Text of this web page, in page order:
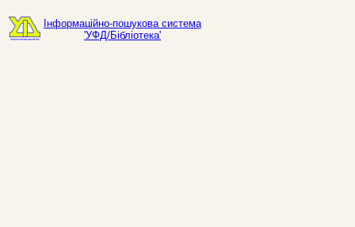
Інформаційно-пошукова система
'УФД/Бібліотека'